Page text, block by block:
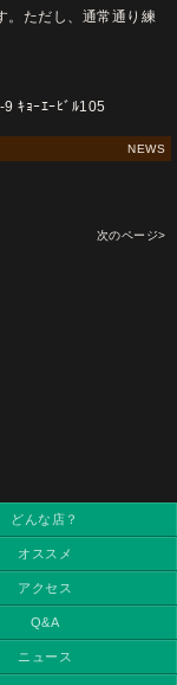
。ただし、通常通り練
ｷｮｰｴｰﾋﾞﾙ105
NEWS
次のページ>
どんな店？
オススメ
アクセス
Q&A
ニュース